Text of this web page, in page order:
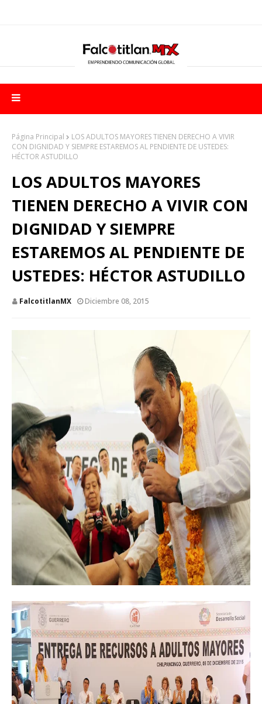
Página Principal
LOS ADULTOS MAYORES TIENEN DERECHO A VIVIR
CON DIGNIDAD Y SIEMPRE ESTAREMOS AL PENDIENTE DE USTEDES:
HÉCTOR ASTUDILLO
LOS ADULTOS MAYORES
TIENEN DERECHO A VIVIR CON
DIGNIDAD Y SIEMPRE
ESTAREMOS AL PENDIENTE DE
USTEDES: HÉCTOR ASTUDILLO
FalcotitlanMX Diciembre 08, 2015